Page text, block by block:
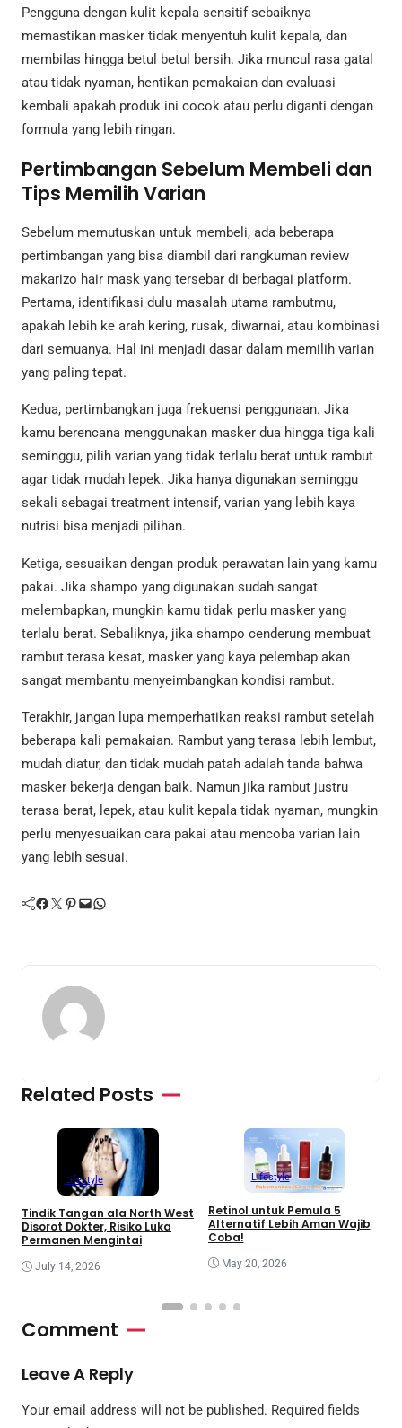
Pengguna dengan kulit kepala sensitif sebaiknya
memastikan masker tidak menyentuh kulit kepala, dan
membilas hingga betul betul bersih. Jika muncul rasa gatal
atau tidak nyaman, hentikan pemakaian dan evaluasi
kembali apakah produk ini cocok atau perlu diganti dengan
formula yang lebih ringan.
Pertimbangan Sebelum Membeli dan
Tips Memilih Varian
Sebelum memutuskan untuk membeli, ada beberapa
pertimbangan yang bisa diambil dari rangkuman review
makarizo hair mask yang tersebar di berbagai platform.
Pertama, identifikasi dulu masalah utama rambutmu,
apakah lebih ke arah kering, rusak, diwarnai, atau kombinasi
dari semuanya. Hal ini menjadi dasar dalam memilih varian
yang paling tepat.
Kedua, pertimbangkan juga frekuensi penggunaan. Jika
kamu berencana menggunakan masker dua hingga tiga kali
seminggu, pilih varian yang tidak terlalu berat untuk rambut
agar tidak mudah lepek. Jika hanya digunakan seminggu
sekali sebagai treatment intensif, varian yang lebih kaya
nutrisi bisa menjadi pilihan.
Ketiga, sesuaikan dengan produk perawatan lain yang kamu
pakai. Jika shampo yang digunakan sudah sangat
melembapkan, mungkin kamu tidak perlu masker yang
terlalu berat. Sebaliknya, jika shampo cenderung membuat
rambut terasa kesat, masker yang kaya pelembap akan
sangat membantu menyeimbangkan kondisi rambut.
Terakhir, jangan lupa memperhatikan reaksi rambut setelah
beberapa kali pemakaian. Rambut yang terasa lebih lembut,
mudah diatur, dan tidak mudah patah adalah tanda bahwa
masker bekerja dengan baik. Namun jika rambut justru
terasa berat, lepek, atau kulit kepala tidak nyaman, mungkin
perlu menyesuaikan cara pakai atau mencoba varian lain
yang lebih sesuai.
Facebook Twitter Pinterest Mail WhatsApp
Related Posts
Lifestyle
Tindik Tangan ala North West
Disorot Dokter, Risiko Luka
Permanen Mengintai
July 14, 2026
Lifestyle
Retinol untuk Pemula 5
Alternatif Lebih Aman Wajib
Coba!
May 20, 2026
Comment
Leave A Reply
Your email address will not be published. Required fields